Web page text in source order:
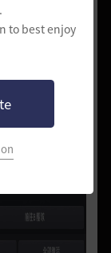
to best enjoy